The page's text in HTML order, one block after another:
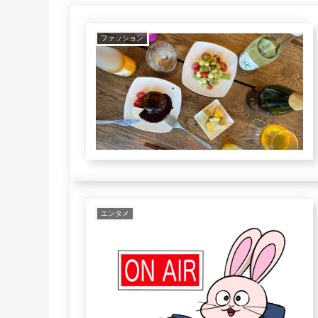
ファッション
エンタメ